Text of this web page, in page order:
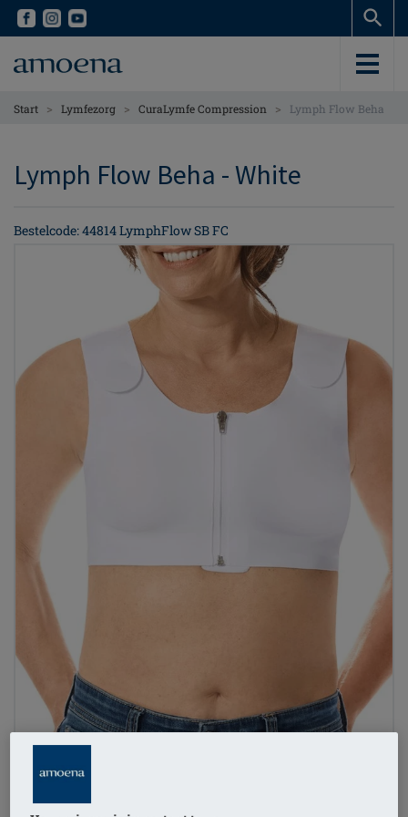
Skip
content
Skip
content
Start > Lymfezorg > CuraLymfe Compression > Lymph Flow Beha
Lymph Flow Beha - White
Bestelcode: 44814 LymphFlow SB FC